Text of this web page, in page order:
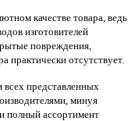
качестве товара, ведь
изготовителей
повреждения,
практически отсутствует.
представленных
минуя
полный ассортимент